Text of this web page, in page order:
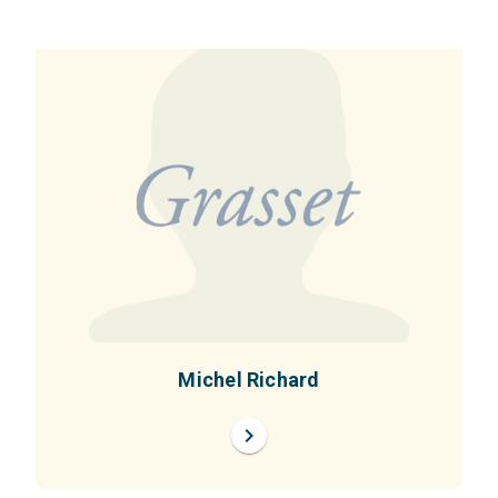
Michel Richard
chevron_right